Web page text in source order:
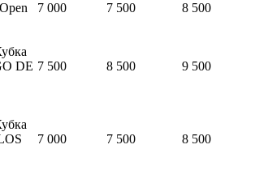
7 000 7 500 8 500
DE 7 500 8 500 9 500
7 000 7 500 8 500